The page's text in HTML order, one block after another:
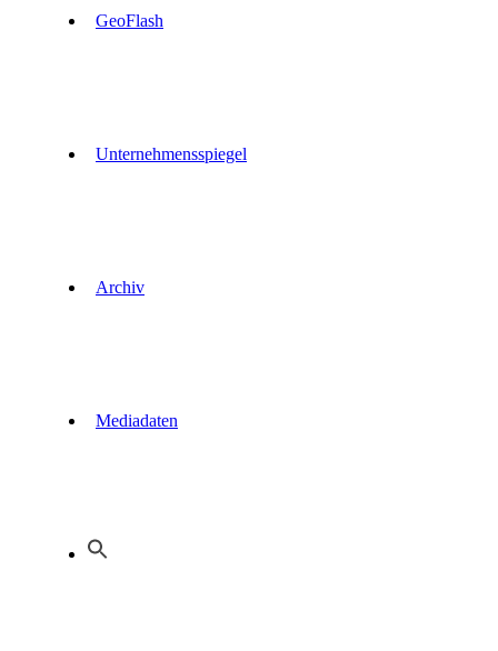
GeoFlash
Unternehmensspiegel
Archiv
Mediadaten